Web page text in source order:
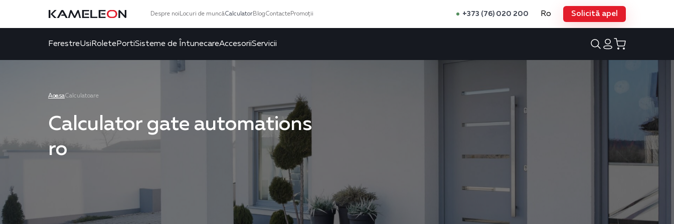
Despre noi Locuri de muncăCalculatorBlogContactePromoții +373 (76) 020 200 Ro Solicită apel
FerestreUsi RoletePortiSisteme de ÎntunecareAccesoriiServicii
AcasaCalculatoare
Calculator gate automations
ro